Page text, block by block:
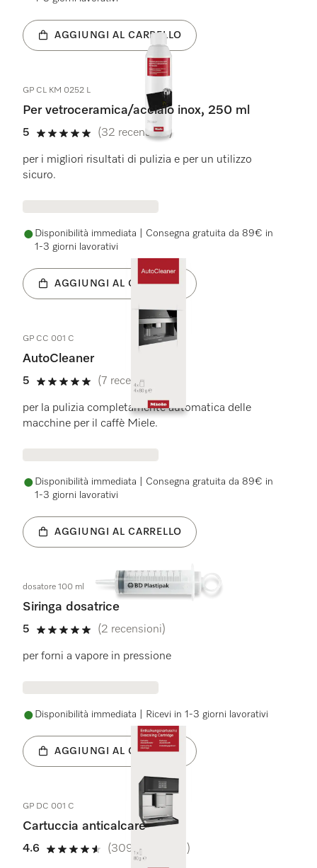
AGGIUNGI AL CARRELLO
GP CL KM 0252 L
Per vetroceramica/acciaio inox, 250 ml
5
5 stelle su 5
(32 recensioni)
per i migliori risultati di pulizia e per un utilizzo
sicuro.
Disponibilità immediata | Consegna gratuita da 89€ in
1-3 giorni lavorativi
AGGIUNGI AL CARRELLO
GP CC 001 C
AutoCleaner
5
5 stelle su 5
(7 recensioni)
per la pulizia completamente automatica delle
macchine per il caffè Miele.
Disponibilità immediata | Consegna gratuita da 89€ in
1-3 giorni lavorativi
AGGIUNGI AL CARRELLO
dosatore 100 ml
Siringa dosatrice
5
5 stelle su 5
(2 recensioni)
per forni a vapore in pressione
Disponibilità immediata | Ricevi in 1-3 giorni lavorativi
AGGIUNGI AL CARRELLO
GP DC 001 C
Cartuccia anticalcare
4.6
4.6 stelle su 5
(309 recensioni)